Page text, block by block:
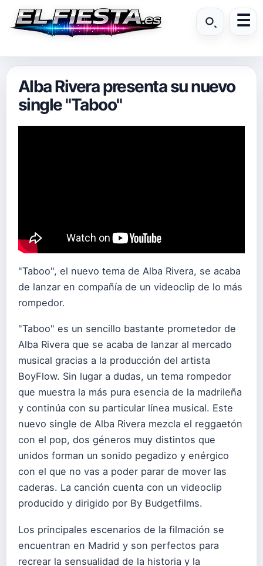
Alba Rivera presenta su nuevo
single "Taboo"
"Taboo", el nuevo tema de Alba Rivera, se acaba
de lanzar en compañía de un videoclip de lo más
rompedor.
"Taboo" es un sencillo bastante prometedor de
Alba Rivera que se acaba de lanzar al mercado
musical gracias a la producción del artista
BoyFlow. Sin lugar a dudas, un tema rompedor
que muestra la más pura esencia de la madrileña
y continúa con su particular línea musical. Este
nuevo single de Alba Rivera mezcla el reggaetón
con el pop, dos géneros muy distintos que
unidos forman un sonido pegadizo y enérgico
con el que no vas a poder parar de mover las
caderas. La canción cuenta con un videoclip
producido y dirigido por By Budgetfilms.
Los principales escenarios de la filmación se
encuentran en Madrid y son perfectos para
recrear la sensualidad de la historia y la